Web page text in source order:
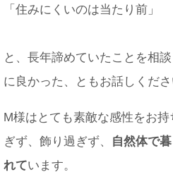
「住みにくいのは当たり前」
と、長年諦めていたことを相
に良かった、ともお話しくださ
M様はとても素敵な感性をお持
ぎず、飾り過ぎず、
自然体で
れています。